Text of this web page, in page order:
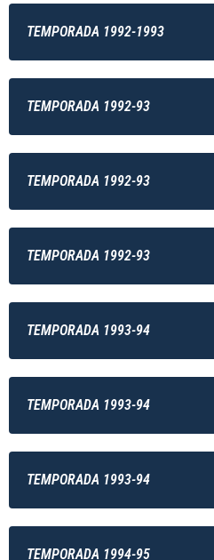
TEMPORADA 1992-1993
TEMPORADA 1992-93
TEMPORADA 1992-93
TEMPORADA 1992-93
TEMPORADA 1993-94
TEMPORADA 1993-94
TEMPORADA 1993-94
TEMPORADA 1994-95